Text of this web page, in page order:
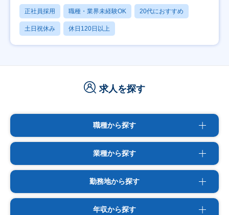
正社員採用 職種・業界未経験OK 20代におすすめ
土日祝休み 休日120日以上
求人を探す
職種から探す
業種から探す
勤務地から探す
年収から探す